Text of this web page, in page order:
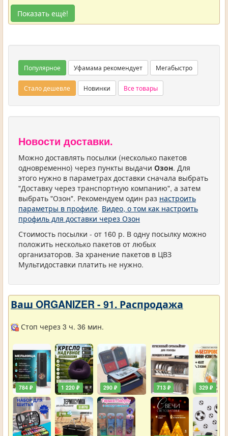
Показать ещё!
Популярное Уфамама рекомендует Мегабыстро
Стало дешевле Новинки Все товары
Новости доставки.
Можно доставлять посылки (несколько пакетов
одновременно) через пункты выдачи Озон. Для
этого нужно в параметрах доставки сначала выбрать
"Доставку через транспортную компанию", а затем
выбрать "Озон". Рекомендуем один раз настроить
параметры в профиле. Видео, о том как настроить
профиль для доставки через Озон
Стоимость посылки - от 160 р. В одну посылку можно
положить несколько пакетов от любых
организаторов. За хранение пакетов в ЦВЗ
Мультидоставки платить не нужно.
Ваш ORGANIZER - 91. Распродажа
Стоп через 3 ч. 36 мин.
784 ₽ 1 220 ₽ 290 ₽ 713 ₽ 329 ₽